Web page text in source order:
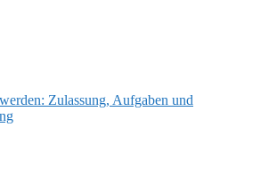
Zulassung, Aufgaben und